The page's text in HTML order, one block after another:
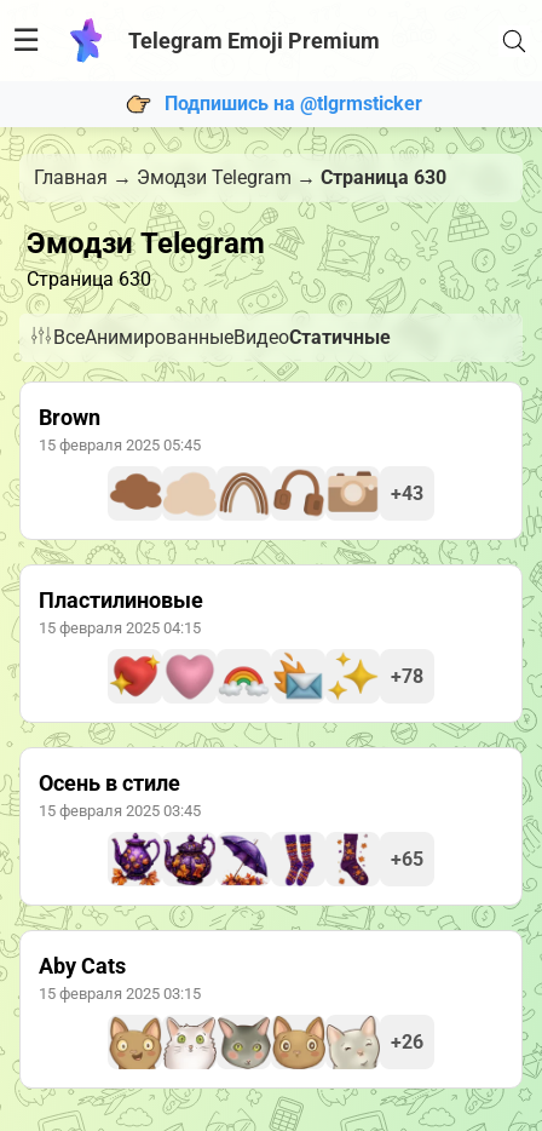
☰ Telegram Emoji Premium
Подпишись на @tlgrmsticker
Главная → Эмодзи Telegram → Страница 630
Эмодзи Telegram
Страница 630
ВсеАнимированныеВидеоСтатичные
Brown
15 февраля 2025 05:45
+43
Пластилиновые
15 февраля 2025 04:15
+78
Осень в стиле
15 февраля 2025 03:45
+65
Aby Cats
15 февраля 2025 03:15
+26